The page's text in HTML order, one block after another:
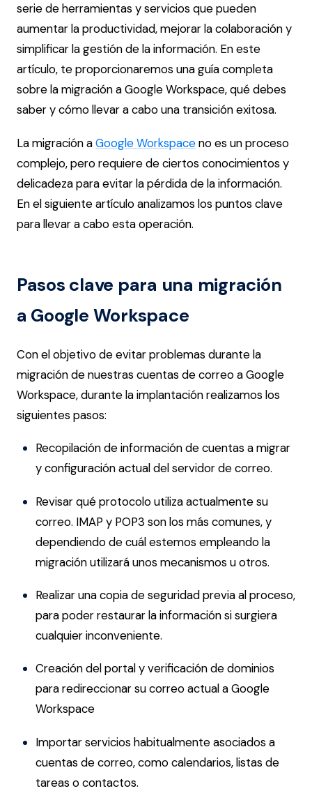
serie de herramientas y servicios que pueden
aumentar la productividad, mejorar la colaboración y
simplificar la gestión de la información. En este
artículo, te proporcionaremos una guía completa
sobre la migración a Google Workspace, qué debes
saber y cómo llevar a cabo una transición exitosa.
La migración aGoogle Workspaceno es un proceso
complejo, pero requiere de ciertos conocimientos y
delicadeza para evitar la pérdida de la información.
En el siguiente artículo analizamos los puntos clave
para llevar a cabo esta operación.
Pasos clave para una migración
a Google Workspace
Con el objetivo de evitar problemas durante la
migración de nuestras cuentas de correo a Google
Workspace, durante la implantación realizamos los
siguientes pasos:
Recopilación de información de cuentas a migrar
y configuración actual del servidor de correo.
Revisar qué protocolo utiliza actualmente su
correo. IMAP y POP3 son los más comunes, y
dependiendo de cuál estemos empleando la
migración utilizará unos mecanismos u otros.
Realizar una copia de seguridad previa al proceso,
para poder restaurar la información si surgiera
cualquier inconveniente.
Creación del portal y verificación de dominios
para redireccionar su correo actual a Google
Workspace
Importar servicios habitualmente asociados a
cuentas de correo, como calendarios, listas de
tareas o contactos.